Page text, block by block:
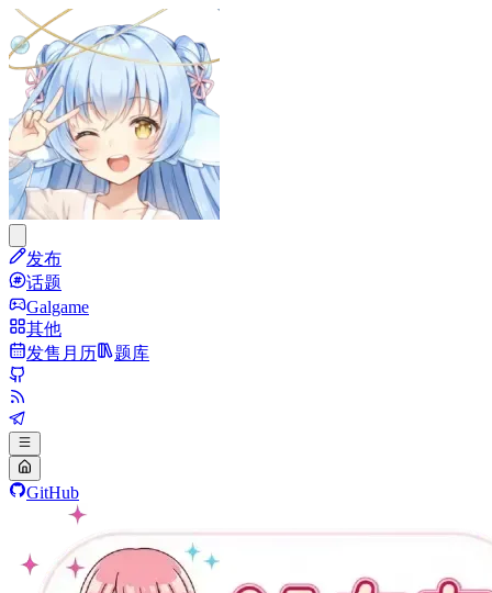
发布
话题
Galgame
其他
发售月历
题库
GitHub